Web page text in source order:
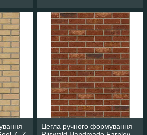
Цегла ручного формування